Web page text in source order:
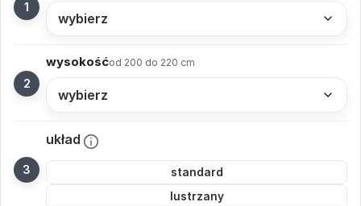
wysokośćod 200 do 220 cm
układ
standard
lustrzany